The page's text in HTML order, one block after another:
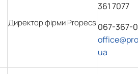
Директор фірми Propecs
361 7077
067-367-
ua